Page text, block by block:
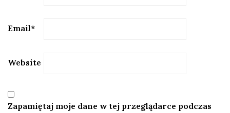
Email*
Website
Zapamiętaj moje dane w tej przeglądarce podczas